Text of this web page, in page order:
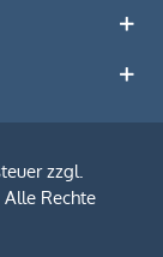
zzgl.
Rechte